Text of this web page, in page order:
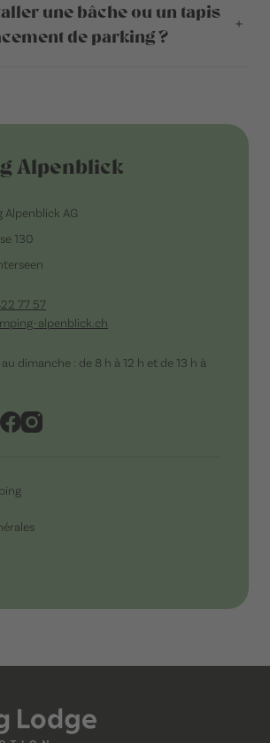
une bâche ou un tapis
de parking ?
Alpenblick
Alpenblick AG
130
77 57
alpenblick.ch
dimanche : de 8 h à 12 h et de 13 h à